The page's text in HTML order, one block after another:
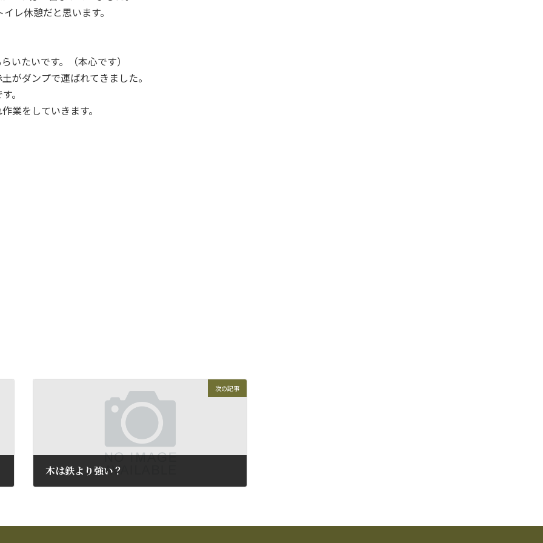
レ休憩だと思います。
いたいです。（本心です）
がダンプで運ばれてきました。
。
業をしていきます。
次の記事
木は鉄より強い？